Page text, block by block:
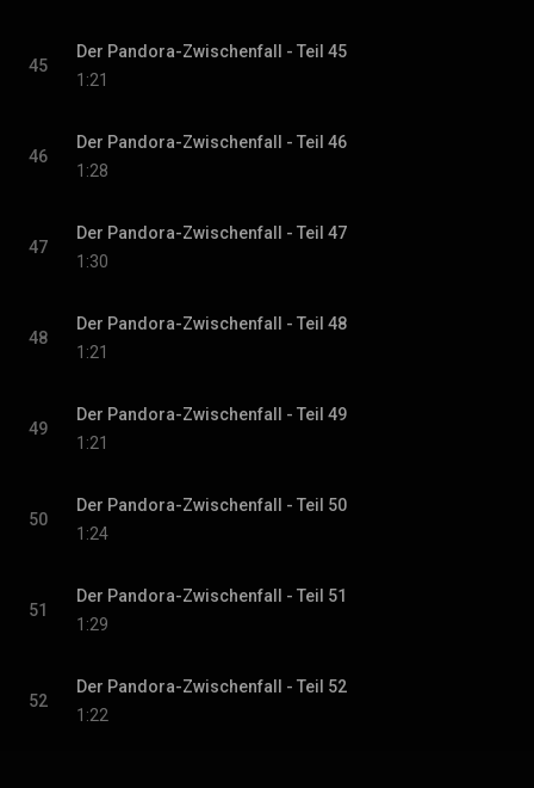
45
Der Pandora-Zwischenfall - Teil 45
1:21
46
Der Pandora-Zwischenfall - Teil 46
1:28
47
Der Pandora-Zwischenfall - Teil 47
1:30
48
Der Pandora-Zwischenfall - Teil 48
1:21
49
Der Pandora-Zwischenfall - Teil 49
1:21
50
Der Pandora-Zwischenfall - Teil 50
1:24
51
Der Pandora-Zwischenfall - Teil 51
1:29
52
Der Pandora-Zwischenfall - Teil 52
1:22